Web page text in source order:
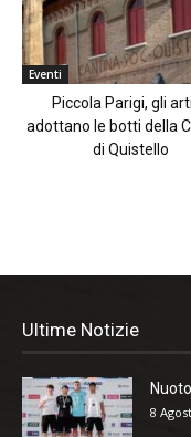
Eventi
Piccola Parigi, gli
adottano le botti della
di Quistello
Ultime Notizie
8